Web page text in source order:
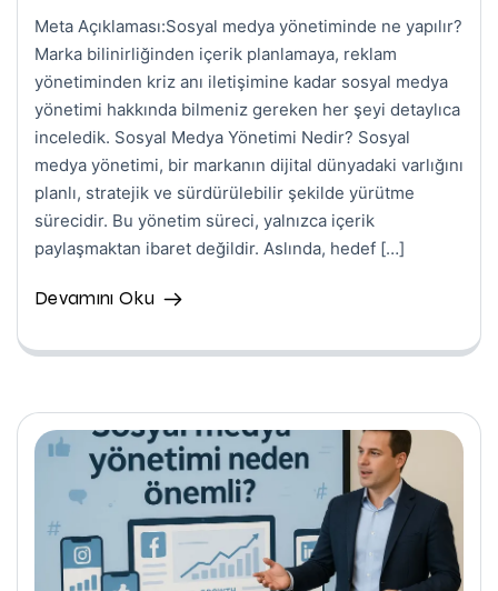
Meta Açıklaması:Sosyal medya yönetiminde ne yapılır?
Marka bilinirliğinden içerik planlamaya, reklam
yönetiminden kriz anı iletişimine kadar sosyal medya
yönetimi hakkında bilmeniz gereken her şeyi detaylıca
inceledik. Sosyal Medya Yönetimi Nedir? Sosyal
medya yönetimi, bir markanın dijital dünyadaki varlığını
planlı, stratejik ve sürdürülebilir şekilde yürütme
sürecidir. Bu yönetim süreci, yalnızca içerik
paylaşmaktan ibaret değildir. Aslında, hedef […]
Devamını Oku